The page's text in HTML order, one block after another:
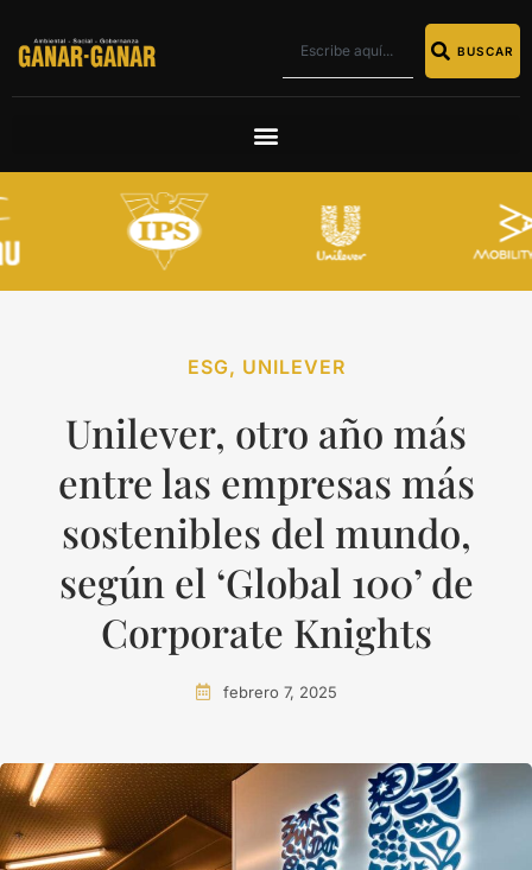
BUSCAR
ESG, UNILEVER
Unilever, otro año más
entre las empresas más
sostenibles del mundo,
según el ‘Global 100’ de
Corporate Knights
febrero 7, 2025